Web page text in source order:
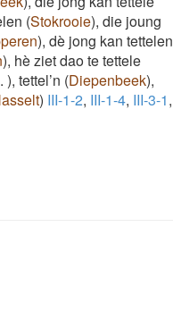
(Stokrooie), die joung
), dè jong kan tettelen
), hè ziet dao te tettele
), tettel’n (Diepenbeek),
) III-1-2, III-1-4, III-3-1,